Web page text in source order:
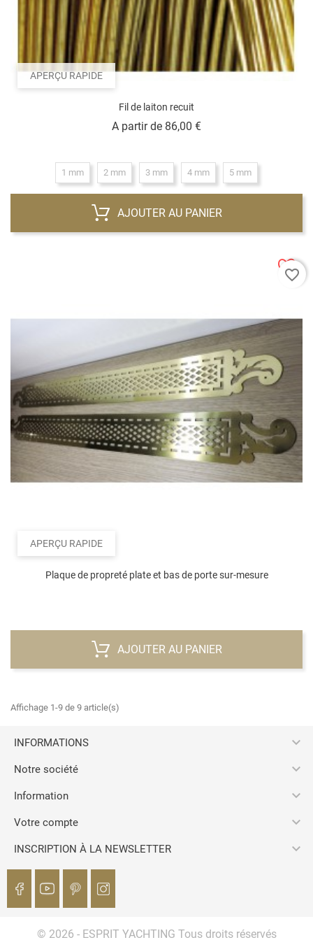
APERÇU RAPIDE
Fil de laiton recuit
A partir de 86,00 €Prix
1 mm 2 mm 3 mm 4 mm 5 mm
AJOUTER AU PANIER
APERÇU RAPIDE
Plaque de propreté plate et bas de porte sur-mesure
AJOUTER AU PANIER
favorite_border
Affichage 1-9 de 9 article(s)
INFORMATIONS 
Notre société 
Information 
Votre compte 
INSCRIPTION À LA NEWSLETTER 
© 2026 - ESPRIT YACHTING Tous droits réservés